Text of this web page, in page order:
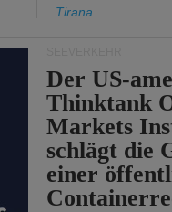
Tirana
Der US-
Thinktank
Markets
schlägt die
einer